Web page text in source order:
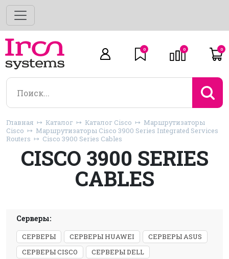
0 0 0
Главная Каталог Каталог Cisco
Маршрутизаторы
Cisco
Маршрутизаторы Cisco 3900 Series Integrated Services
Routers
Cisco 3900 Series Cables
CISCO 3900 SERIES
CABLES
Серверы:
СЕРВЕРЫ СЕРВЕРЫ HUAWEI
СЕРВЕРЫ ASUS
СЕРВЕРЫ CISCO
СЕРВЕРЫ DELL